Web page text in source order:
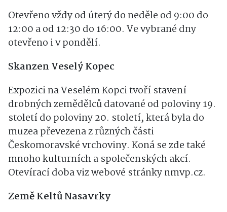
Otevřeno vždy od úterý do neděle od 9:00 do
12:00 a od 12:30 do 16:00. Ve vybrané dny
otevřeno i v pondělí.
Skanzen Veselý Kopec
Expozici na Veselém Kopci tvoří stavení
drobných zemědělců datované od poloviny 19.
století do poloviny 20. století, která byla do
muzea převezena z různých části
Českomoravské vrchoviny. Koná se zde také
mnoho kulturních a společenských akcí.
Otevírací doba viz webové stránky nmvp.cz.
Země Keltů Nasavrky